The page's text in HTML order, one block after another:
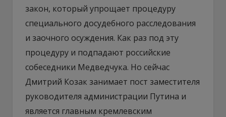
закон, который упрощает процедуру
специального досудебного расследования
и заочного осуждения. Как раз под эту
процедуру и подпадают российские
собеседники Медведчука. Но сейчас
Дмитрий Козак занимает пост заместителя
руководителя администрации Путина и
является главным кремлевским